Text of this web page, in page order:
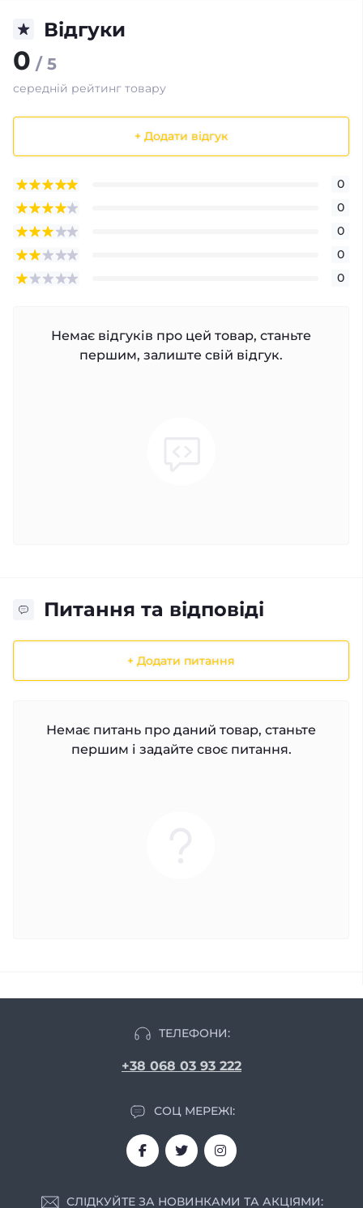
Відгуки
0 / 5
середній рейтинг товару
+ Додати відгук
0
0
0
0
0
Немає відгуків про цей товар, станьте
першим, залиште свій відгук.
Питання та відповіді
+ Додати питання
Немає питань про даний товар, станьте
першим і задайте своє питання.
ТЕЛЕФОНИ:
+38 068 03 93 222
СОЦ МЕРЕЖІ:
СЛІДКУЙТЕ ЗА НОВИНКАМИ ТА АКЦІЯМИ: